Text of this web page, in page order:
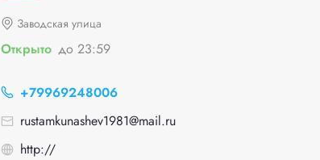
Заводская улица
Открыто до 23:59
+79969248006
rustamkunashev1981@mail.ru
http://